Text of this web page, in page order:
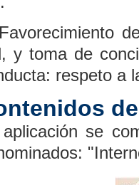
Favorecimientode
y toma de
respeto a
se